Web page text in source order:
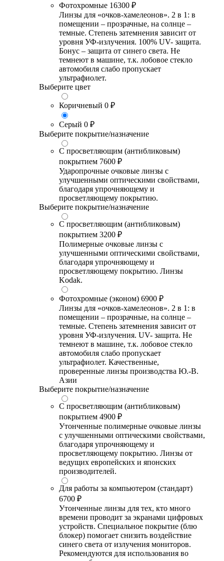
Фотохромные 16300 ₽
Линзы для «очков-хамелеонов». 2 в 1: в
помещении – прозрачные, на солнце –
темные. Степень затемнения зависит от
уровня УФ-излучения. 100% UV- защита.
Бонус – защита от синего света. Не
темнеют в машине, т.к. лобовое стекло
автомобиля слабо пропускает
ультрафиолет.
Выберите цвет
Коричневый 0 ₽
Серый 0 ₽
Выберите покрытие/назначение
С просветляющим (антибликовым)
покрытием 7600 ₽
Ударопрочные очковые линзы с
улучшенными оптическими свойствами,
благодаря упрочняющему и
просветляющему покрытию.
Выберите покрытие/назначение
С просветляющим (антибликовым)
покрытием 3200 ₽
Полимерные очковые линзы с
улучшенными оптическими свойствами,
благодаря упрочняющему и
просветляющему покрытию. Линзы
Kodak.
Фотохромные (эконом) 6900 ₽
Линзы для «очков-хамелеонов». 2 в 1: в
помещении – прозрачные, на солнце –
темные. Степень затемнения зависит от
уровня УФ-излучения. UV- защита. Не
темнеют в машине, т.к. лобовое стекло
автомобиля слабо пропускает
ультрафиолет. Качественные,
проверенные линзы производства Ю.-В.
Азии
Выберите покрытие/назначение
С просветляющим (антибликовым)
покрытием 4900 ₽
Утонченные полимерные очковые линзы
с улучшенными оптическими свойствами,
благодаря упрочняющему и
просветляющему покрытию. Линзы от
ведущих европейских и японских
производителей.
Для работы за компьютером (стандарт)
6700 ₽
Утонченные линзы для тех, кто много
времени проводит за экранами цифровых
устройств. Специальное покрытие (блю
блокер) помогает снизить воздействие
синего света от излучения мониторов.
Рекомендуются для использования во